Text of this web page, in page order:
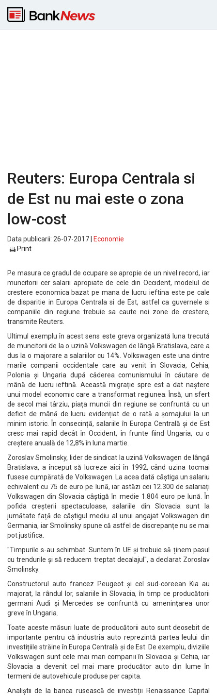
Reuters: Europa Centrala si
de Est nu mai este o zona
low-cost
Data publicarii: 26-07-2017 |
Economie
Print
Pe masura ce gradul de ocupare se apropie de un nivel record, iar
muncitorii cer salarii apropiate de cele din Occident, modelul de
crestere economica bazat pe mana de lucru ieftina este pe cale
de disparitie in Europa Centrala si de Est, astfel ca guvernele si
companiile din regiune trebuie sa caute noi zone de crestere,
transmite Reuters.
Ultimul exemplu în acest sens este greva organizată luna trecută
de muncitorii de la o uzină Volkswagen de lângă Bratislava, care a
dus la o majorare a salariilor cu 14%. Volkswagen este una dintre
marile companii occidentale care au venit în Slovacia, Cehia,
Polonia și Ungaria după căderea comunismului în căutare de
mână de lucru ieftină. Această migrație spre est a dat naștere
unui model economic care a transformat regiunea. Însă, un sfert
de secol mai târziu, piața muncii din regiune se confruntă cu un
deficit de mână de lucru evidențiat de o rată a șomajului la un
minim istoric. În consecință, salariile în Europa Centrală și de Est
cresc mai rapid decât în Occident, în frunte fiind Ungaria, cu o
creștere anuală de 12,8% în luna martie.
Zoroslav Smolinsky, lider de sindicat la uzină Volkswagen de lângă
Bratislava, a început să lucreze aici în 1992, când uzina tocmai
fusese cumpărată de Volkswagen. La acea dată câștiga un salariu
echivalent cu 75 de euro pe lună, iar astăzi cei 12.300 de salariați
Volkswagen din Slovacia câștigă în medie 1.804 euro pe lună. În
pofida creșterii spectaculoase, salariile din Slovacia sunt la
jumătate față de câștigul mediu al unui angajat Volkswagen din
Germania, iar Smolinsky spune că astfel de discrepanțe nu se mai
pot justifica.
"Timpurile s-au schimbat. Suntem în UE și trebuie să ținem pasul
cu trendurile și să reducem treptat decalajul", a declarat Zoroslav
Smolinsky.
Constructorul auto francez Peugeot și cel sud-coreean Kia au
majorat, la rândul lor, salariile în Slovacia, în timp ce producătorii
germani Audi și Mercedes se confruntă cu amenințarea unor
greve în Ungaria.
Toate aceste măsuri luate de producătorii auto sunt deosebit de
importante pentru că industria auto reprezintă partea leului din
investițiile străine în Europa Centrală și de Est. De exemplu, diviziile
Volkswagen sunt cele mai mari companii în Slovacia și Cehia, iar
Slovacia a devenit cel mai mare producător auto din lume în
termeni de autovehicule produse per capita.
Analiștii de la banca rusească de investiții Renaissance Capital